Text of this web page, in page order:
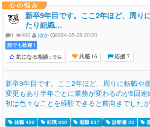
心の悩み
新卒9年目です。ここ2年ほど、周り
たり組織…
1 460 ゆか 2024-05-28 20:20
誰でも歓迎 !
気になる相談に登録 共感 16 応援 7
新卒9年目です。ここ2年ほど、周りに転職や
変更もあり半年ごとに業務が変わるのが5回
初は色々なことを経験できると前向きでした
休職 450 転職 830 退職 637 診断書 23